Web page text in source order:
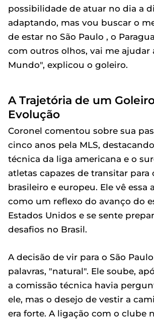
possibilidade de atuar no dia a
adaptando, mas vou buscar o
de estar no São Paulo , o
com outros olhos, vai me ajudar
Mundo", explicou o goleiro.
A Trajetória de um
Evolução
Coronel comentou sobre sua
cinco anos pela MLS,
técnica da liga americana e o
atletas capazes de transitar para
brasileiro e europeu. Ele vê essa
como um reflexo do avanço do
Estados Unidos e se sente
desafios no Brasil.
A decisão de vir para o São
palavras, "natural". Ele soube,
a comissão técnica havia
ele, mas o desejo de vestir a
era forte. A ligação com o clube